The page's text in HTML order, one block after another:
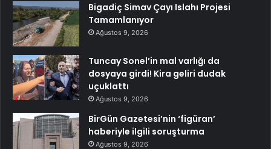
Bigadiç Simav Çayı Islahı Projesi
Tamamlanıyor
Ağustos 9, 2026
Tuncay Sonel’in mal varlığı da
dosyaya girdi! Kira geliri dudak
uçuklattı
Ağustos 9, 2026
BirGün Gazetesi’nin ‘figüran’
haberiyle ilgili soruşturma
Ağustos 9, 2026